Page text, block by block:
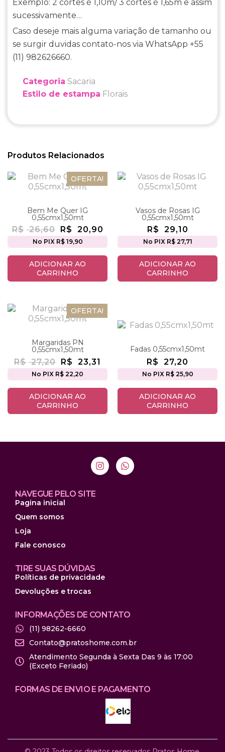
Exemplo: 2 cortes é 1,10m/ 3 cortes é 1,65m e assim
sucessivamente…
Caso deseje mais alguma variação de tamanho ou
se surgir duvidas contato-nos via WhatsApp +55
(11) 982626660.
Categoria Sacaria
Estilo de estampa Florais
Produtos Relacionados
OFERTA!
Bem Me Quer IG
0,55cmx1,50mt
R$ 26,60 R$ 20,90
No PIX R$ 19,90
ADICIONAR AO
CARRINHO
Vasos de Rosas IG
0,55cmx1,50mt
R$ 29,10
No PIX R$ 27,71
ADICIONAR AO
CARRINHO
OFERTA!
Margaridas PN
0,55cmx1,50mt
R$ 27,20 R$ 23,31
No PIX R$ 22,20
ADICIONAR AO
CARRINHO
Fadas 0,55cmx1,50mt
R$ 27,20
No PIX R$ 25,90
ADICIONAR AO
CARRINHO
NAVEGUE PELO SITE
Pagina inicial
Quem somos
Loja
Fale conosco
TIRE SUAS DÚVIDAS
Políticas de privacidade
Devoluções e trocas
INFORMAÇÕES DE CONTATO
(11) 98262-6660
Contato@pratoshome.com.br
Atendimento Segunda à Sexta Das 9 às 17:00
(Exceto Feriado)
FORMAS DE ENVIO E PAGAMENTO